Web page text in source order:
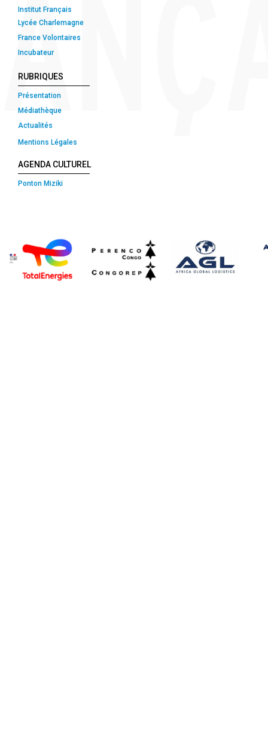
Institut Français
Lycée Charlemagne
France Volontaires
Incubateur
RUBRIQUES
Présentation
Médiathèque
Actualités
Mentions Légales
AGENDA CULTUREL
Ponton Miziki